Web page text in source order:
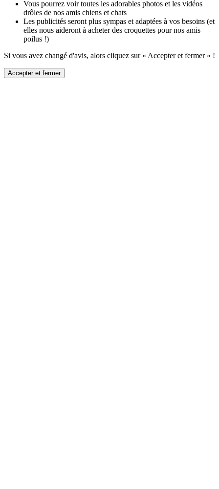
Vous pourrez voir toutes les adorables photos et les vidéos
drôles de nos amis chiens et chats
Les publicités seront plus sympas et adaptées à vos besoins (et
elles nous aideront à acheter des croquettes pour nos amis
poilus !)
Si vous avez changé d'avis, alors cliquez sur « Accepter et fermer » !
Accepter et fermer